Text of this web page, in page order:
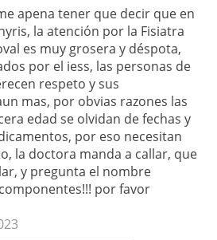
apena tener que decir que en
la atención por la Fisiatra
es muy grosera y déspota,
por el iess, las personas de
respeto y sus
mas, por obvias razones las
edad se olvidan de fechas y
por eso necesitan
la doctora manda a callar, que
y pregunta el nombre
por favor